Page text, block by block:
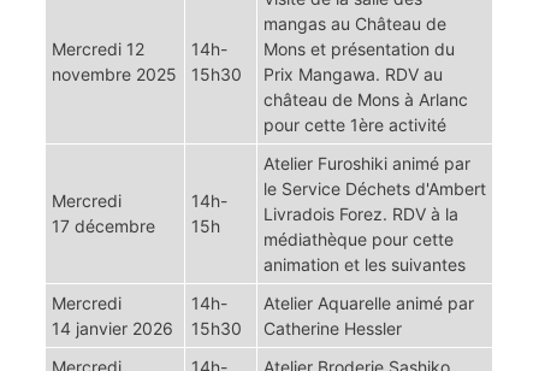
Mercredi 12
novembre 2025
14h-
15h30
mangas au Château de
Mons et présentation du
Prix Mangawa. RDV au
château de Mons à Arlanc
pour cette 1ère activité
Mercredi
17 décembre
14h-
15h
Atelier Furoshiki animé par
le Service Déchets d'Ambert
Livradois Forez. RDV à la
médiathèque pour cette
animation et les suivantes
Mercredi
14 janvier 2026
14h-
15h30
Atelier Aquarelle animé par
Catherine Hessler
Mercredi
14h- Atelier Broderie Sashiko